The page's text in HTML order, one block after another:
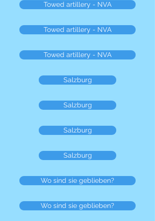
Towed artillery - NVA
Towed artillery - NVA
Towed artillery - NVA
Salzburg
Salzburg
Salzburg
Salzburg
Wo sind sie geblieben?
Wo sind sie geblieben?